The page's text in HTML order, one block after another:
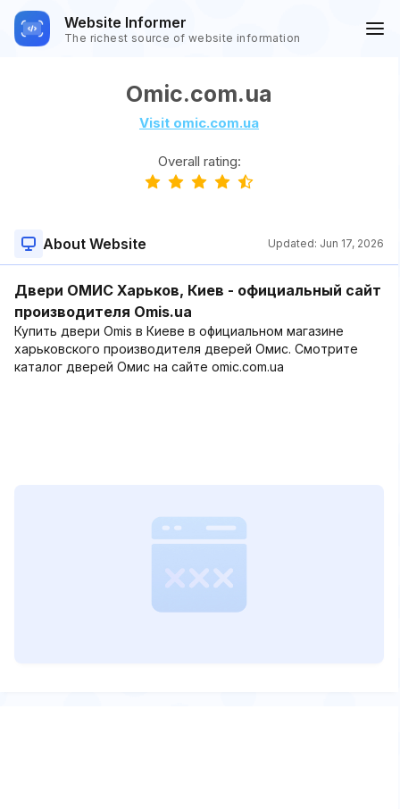
Website Informer
The richest source of website information
Omic.com.ua
Visit omic.com.ua
Overall rating:
About Website Updated: Jun 17, 2026
Двери ОМИС Харьков, Киев - официальный сайт
производителя Omis.ua
Купить двери Omis в Киеве в официальном магазине
харьковского производителя дверей Омис. Смотрите
каталог дверей Омис на сайте omic.com.ua